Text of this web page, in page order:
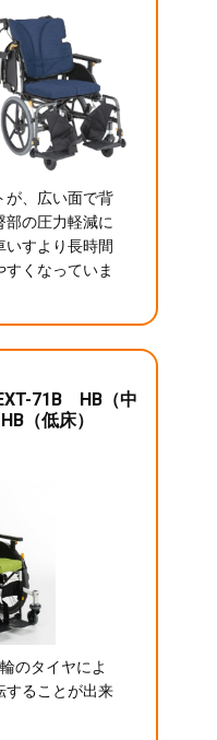
が、広い面で背
部の圧力軽減に
いすより長時間
くなっていま
71B HB（中
（低床）
のタイヤによ
することが出来